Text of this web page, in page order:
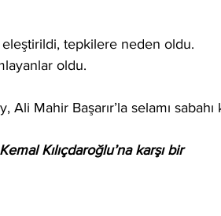
tepkilere neden oldu.
oldu.
Mahir Başarır’la selamı sabahı
Kılıçdaroğlu’na karşı bir